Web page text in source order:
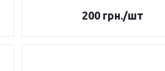
200грн./шт